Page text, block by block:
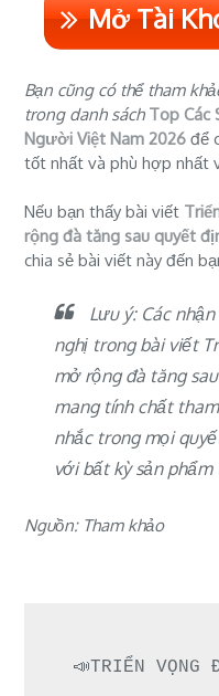
Mở Tài
Bạn cũng có thể tham
trong danh sách Top Các
Người Việt Nam 2026 để
tốt nhất và phù hợp nhất
Nếu bạn thấy bài viết
rộng đà tăng sau quyết
chia sẻ bài viết này đến
Lưu ý: Các
nghị trong bài viết
mở rộng đà tăng
mang tính chất
nhắc trong mọi
với bất kỳ sản
Nguồn: Tham khảo
📣TRIỂN VỌNG